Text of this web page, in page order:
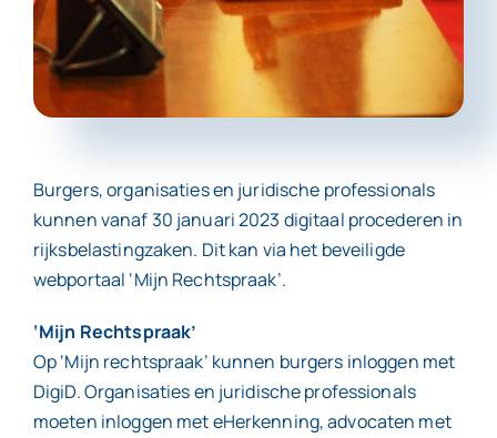
Contact
Burgers, organisaties en juridische professionals
kunnen vanaf 30 januari 2023 digitaal procederen in
rijksbelastingzaken. Dit kan via het beveiligde
webportaal ‘Mijn Rechtspraak’.
‘Mijn Rechtspraak’
Op ‘Mijn rechtspraak’ kunnen burgers inloggen met
DigiD. Organisaties en juridische professionals
moeten inloggen met eHerkenning, advocaten met